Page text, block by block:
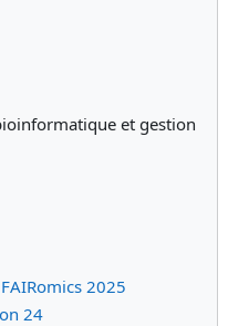
et gestion
2025
24